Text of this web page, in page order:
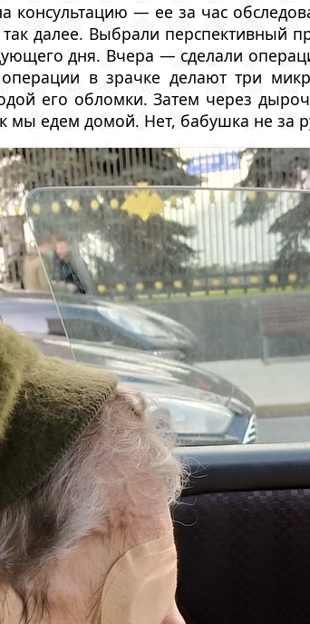
консультацию — ее за час
далее. Выбрали перспективный
дня. Вчера — сделали
в зрачке делают три
его обломки. Затем через
мы едем домой. Нет, бабушка не за